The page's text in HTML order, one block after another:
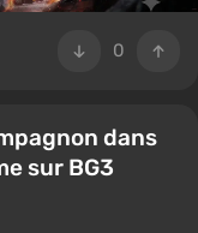
0
dans
sur BG3